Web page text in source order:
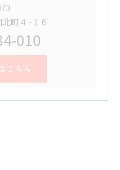
町４−１６
010
こちら